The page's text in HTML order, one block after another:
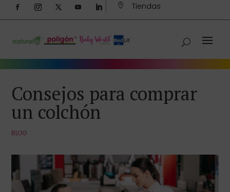
 Tiendas
Consejos para comprar
un colchón
BLOG